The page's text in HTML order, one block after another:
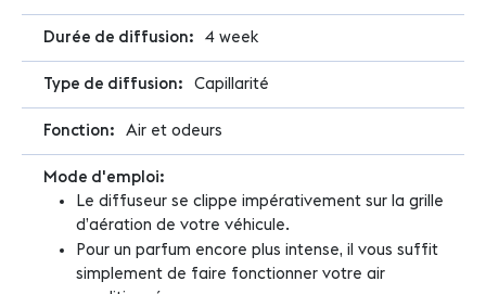
4 week
Capillarité
Air et odeurs
Le diffuseur se clippe impérativement sur la grille
d’aération de votre véhicule.
Pour un parfum encore plus intense, il vous suffit
simplement de faire fonctionner votre air